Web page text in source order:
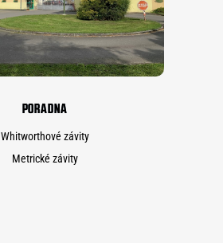
PORADNA
Whitworthové závity
Metrické závity